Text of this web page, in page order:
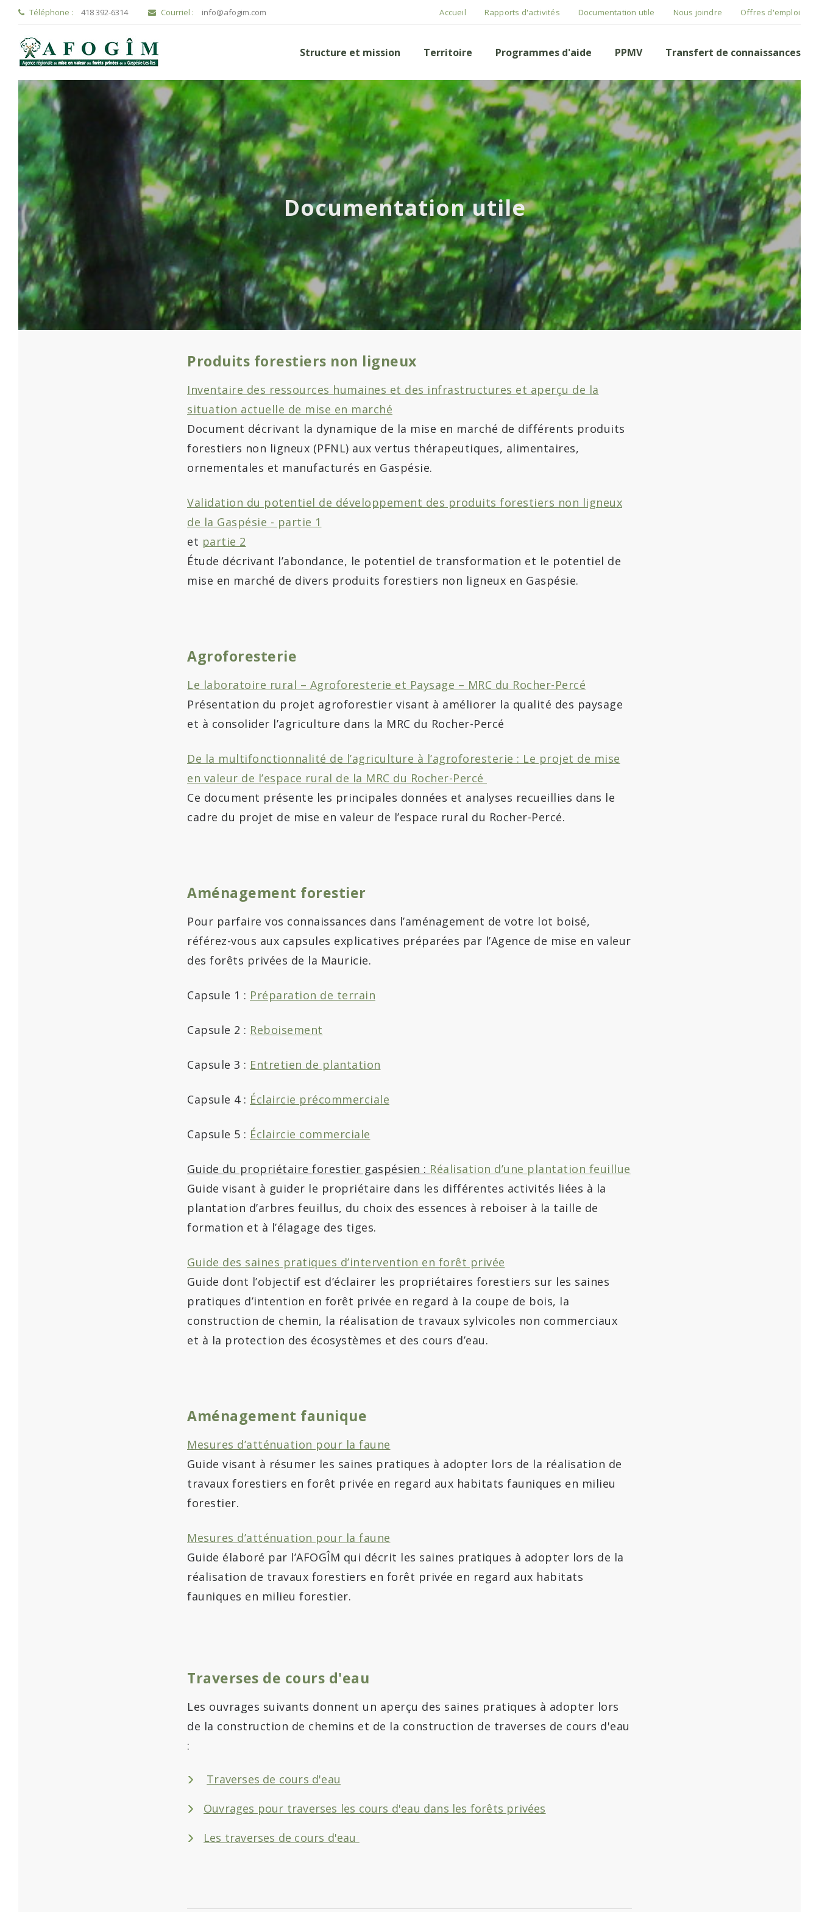
Téléphone : 418 392-6314 Courriel : info@afogim.com Accueil Rapports d'activités Documentation utile Nous joindre Offres d'emploi
Structure et mission Territoire Programmes d'aide PPMV Transfert de connaissances
Documentation utile
Produits forestiers non ligneux
Inventaire des ressources humaines et des infrastructures et aperçu de la
situation actuelle de mise en marché
Document décrivant la dynamique de la mise en marché de différents produits
forestiers non ligneux (PFNL) aux vertus thérapeutiques, alimentaires,
ornementales et manufacturés en Gaspésie.
Validation du potentiel de développement des produits forestiers non ligneux
de la Gaspésie - partie 1
et partie 2
Étude décrivant l’abondance, le potentiel de transformation et le potentiel de
mise en marché de divers produits forestiers non ligneux en Gaspésie.
Agroforesterie
Le laboratoire rural – Agroforesterie et Paysage – MRC du Rocher-Percé
Présentation du projet agroforestier visant à améliorer la qualité des paysage
et à consolider l’agriculture dans la MRC du Rocher-Percé
De la multifonctionnalité de l’agriculture à l’agroforesterie : Le projet de mise
en valeur de l’espace rural de la MRC du Rocher-Percé
Ce document présente les principales données et analyses recueillies dans le
cadre du projet de mise en valeur de l’espace rural du Rocher-Percé.
Aménagement forestier
Pour parfaire vos connaissances dans l’aménagement de votre lot boisé,
référez-vous aux capsules explicatives préparées par l’Agence de mise en valeur
des forêts privées de la Mauricie.
Capsule 1 : Préparation de terrain
Capsule 2 : Reboisement
Capsule 3 : Entretien de plantation
Capsule 4 : Éclaircie précommerciale
Capsule 5 : Éclaircie commerciale
Guide du propriétaire forestier gaspésien : Réalisation d’une plantation feuillue
Guide visant à guider le propriétaire dans les différentes activités liées à la
plantation d’arbres feuillus, du choix des essences à reboiser à la taille de
formation et à l’élagage des tiges.
Guide des saines pratiques d’intervention en forêt privée
Guide dont l’objectif est d’éclairer les propriétaires forestiers sur les saines
pratiques d’intention en forêt privée en regard à la coupe de bois, la
construction de chemin, la réalisation de travaux sylvicoles non commerciaux
et à la protection des écosystèmes et des cours d’eau.
Aménagement faunique
Mesures d’atténuation pour la faune
Guide visant à résumer les saines pratiques à adopter lors de la réalisation de
travaux forestiers en forêt privée en regard aux habitats fauniques en milieu
forestier.
Mesures d’atténuation pour la faune
Guide élaboré par l’AFOGÎM qui décrit les saines pratiques à adopter lors de la
réalisation de travaux forestiers en forêt privée en regard aux habitats
fauniques en milieu forestier.
Traverses de cours d'eau
Les ouvrages suivants donnent un aperçu des saines pratiques à adopter lors
de la construction de chemins et de la construction de traverses de cours d'eau
:
Traverses de cours d'eau
Ouvrages pour traverses les cours d'eau dans les forêts privées
Les traverses de cours d'eau